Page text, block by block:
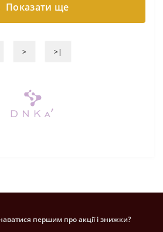
Показати ще
> >|
першим про акції і знижки?